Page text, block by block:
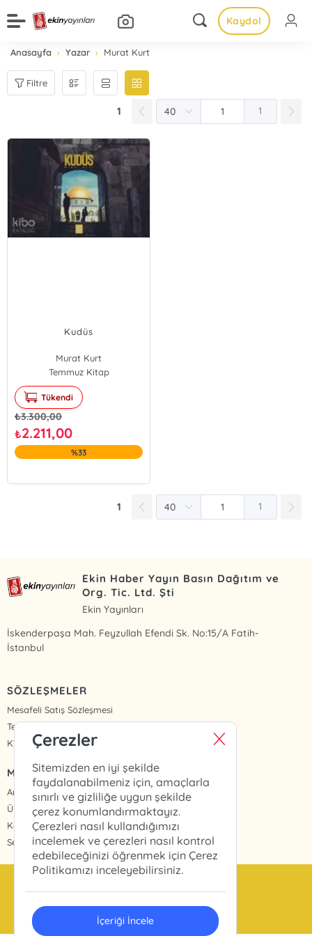
Kaydol
Anasayfa Yazar Murat Kurt
Filtre
1 1
Kudüs
Murat Kurt
Temmuz Kitap
Tükendi
₺3.300,00
₺2.211,00
%33
1 1
Ekin Haber Yayın Basın Dağıtım ve
Org. Tic. Ltd. Şti
Ekin Yayınları
İskenderpaşa Mah. Feyzullah Efendi Sk. No:15/A Fatih-
İstanbul
SÖZLEŞMELER
Mesafeli Satış Sözleşmesi
Teslimat ve İade
KVKK Politikası ve Aydınlatma Metinleri
MENÜ
Anasayfa
Üye Girişi
Kayıt Ol
Sepetim
0212 524 10 28
Çerezler
Sitemizden en iyi şekilde
faydalanabilmeniz için, amaçlarla
sınırlı ve gizliliğe uygun şekilde
çerez konumlandırmaktayız.
Çerezleri nasıl kullandığımızı
incelemek ve çerezleri nasıl kontrol
edebileceğinizi öğrenmek için Çerez
Politikamızı inceleyebilirsiniz.
İçeriği İncele